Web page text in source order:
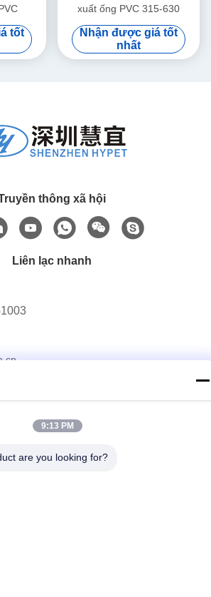
tốt
xuất ống PVC 315-630
Nhận được giá tốt
nhất
thông xã hội
Liên lạc nhanh
TRUNG QUỐC
bảo mật |Sơ đồ trang web
9:13 PM
are you looking for?